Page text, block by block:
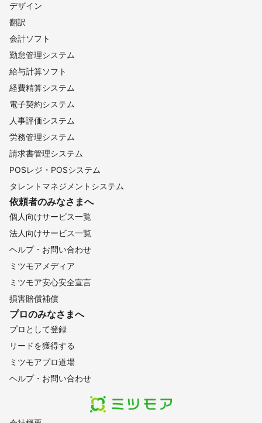
デザイン
翻訳
会計ソフト
勤怠管理システム
給与計算ソフト
経費精算システム
電子契約システム
人事評価システム
労務管理システム
請求書管理システム
POSレジ・POSシステム
タレントマネジメントシステム
依頼者のみなさまへ
個人向けサービス一覧
法人向けサービス一覧
ヘルプ・お問い合わせ
ミツモアメディア
ミツモア安心安全宣言
損害賠償補償
プロのみなさまへ
プロとして登録
リードを獲得する
ミツモアプロ道場
ヘルプ・お問い合わせ